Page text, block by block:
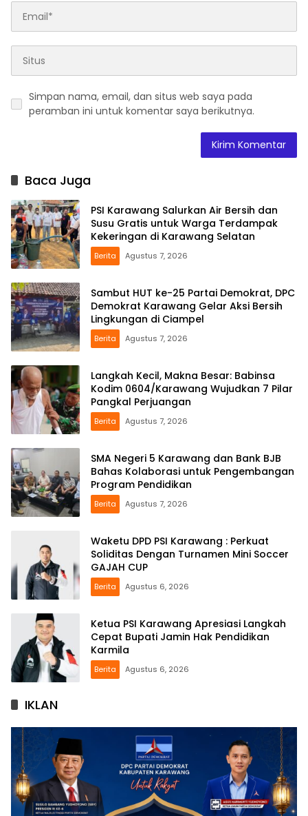
Simpan nama, email, dan situs web saya pada
peramban ini untuk komentar saya berikutnya.
Baca Juga
PSI Karawang Salurkan Air Bersih dan
Susu Gratis untuk Warga Terdampak
Kekeringan di Karawang Selatan
Berita Agustus 7, 2026
Sambut HUT ke-25 Partai Demokrat, DPC
Demokrat Karawang Gelar Aksi Bersih
Lingkungan di Ciampel
Berita Agustus 7, 2026
Langkah Kecil, Makna Besar: Babinsa
Kodim 0604/Karawang Wujudkan 7 Pilar
Pangkal Perjuangan
Berita Agustus 7, 2026
SMA Negeri 5 Karawang dan Bank BJB
Bahas Kolaborasi untuk Pengembangan
Program Pendidikan
Berita Agustus 7, 2026
Waketu DPD PSI Karawang : Perkuat
Soliditas Dengan Turnamen Mini Soccer
GAJAH CUP
Berita Agustus 6, 2026
Ketua PSI Karawang Apresiasi Langkah
Cepat Bupati Jamin Hak Pendidikan
Karmila
Berita Agustus 6, 2026
IKLAN